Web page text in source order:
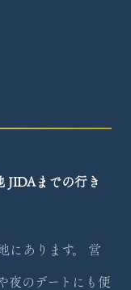
JIDAまでの行き
にあります。 営
夜のデートにも便